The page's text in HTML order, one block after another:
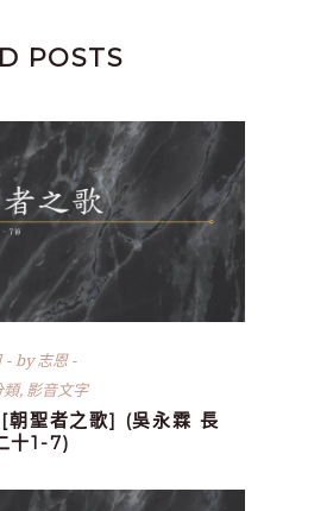
POSTS
by志恩
類, 影音文字
聖者之歌] (吳永霖 長
十1-7)